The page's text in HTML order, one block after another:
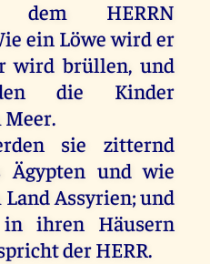
dem
HERRN
ein Löwe wirder
wird brüllen,und
die
Kinder
Meer.
sie
zitternd
Ägypten und wie
LandAssyrien;und
in ihren Häusern
derHERR.